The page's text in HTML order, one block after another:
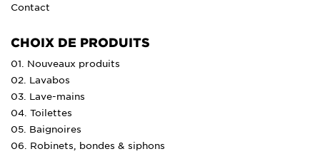
Contact
CHOIX DE PRODUITS
01. Nouveaux produits
02. Lavabos
03. Lave-mains
04. Toilettes
05. Baignoires
06. Robinets, bondes & siphons